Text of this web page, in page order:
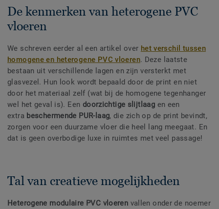
De kenmerken van heterogene PVC
vloeren
We schreven eerder al een artikel over het verschil tussen
homogene en heterogene PVC vloeren. Deze laatste
bestaan uit verschillende lagen en zijn versterkt met
glasvezel. Hun look wordt bepaald door de print en niet
door het materiaal zelf (wat bij de homogene tegenhanger
wel het geval is). Een doorzichtige slijtlaag en een
extra beschermende PUR-laag, die zich op de print bevindt,
zorgen voor een duurzame vloer die heel lang meegaat. En
dat is geen overbodige luxe in ruimtes met veel passage!
Tal van creatieve mogelijkheden
Heterogene modulaire PVC vloeren vallen onder de noemer